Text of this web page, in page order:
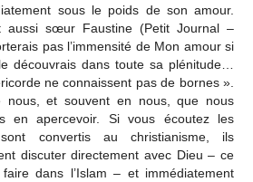
sous le poids de son amour.
aussi sœur Faustine (Petit Journal –
pas l’immensité de Mon amour si
découvrais dans toute sa plénitude…
ne connaissent pas de bornes ».
nous, et souvent en nous, que nous
en apercevoir. Si vous écoutez les
convertis au christianisme, ils
discuter directement avec Dieu – ce
dans l’Islam – et immédiatement